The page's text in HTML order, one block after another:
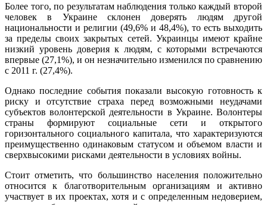
Более того, по результатам наблюдения только каждый второй
человек в Украине склонен доверять людям другой
национальности и религии (49,6% и 48,4%), то есть выходить
за пределы своих закрытых сетей. Украинцы имеют крайне
низкий уровень доверия к людям, с которыми встречаются
впервые (27,1%), и он незначительно изменился по сравнению
с 2011 г. (27,4%).
Однако последние события показали высокую готовность к
риску и отсутствие страха перед возможными неудачами
субъектов волонтерской деятельности в Украине. Волонтеры
страны формируют социальные сети и открытого
горизонтального социального капитала, что характеризуются
преимущественно одинаковым статусом и объемом власти и
сверхвысокими рисками деятельности в условиях войны.
Стоит отметить, что большинство населения положительно
относится к благотворительным организациям и активно
участвует в их проектах, хотя и с определенным недоверием,